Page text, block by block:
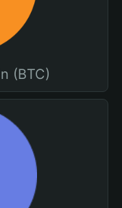
(BTC)